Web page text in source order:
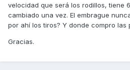
velocidad que será los rodillos, tiene
cambiado una vez. El embrague
por ahí los tiros? Y donde compro las
Gracias.